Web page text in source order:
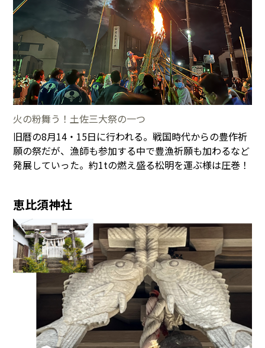
火の粉舞う！土佐三大祭の一つ
旧暦の8月14・15日に行われる。戦国時代からの豊作祈
願の祭だが、漁師も参加する中で豊漁祈願も加わるなど
発展していった。約1tの燃え盛る松明を運ぶ様は圧巻！
恵比須神社